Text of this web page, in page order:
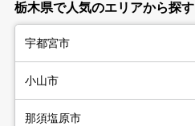
栃木県で人気のエリアから探す
宇都宮市
小山市
那須塩原市